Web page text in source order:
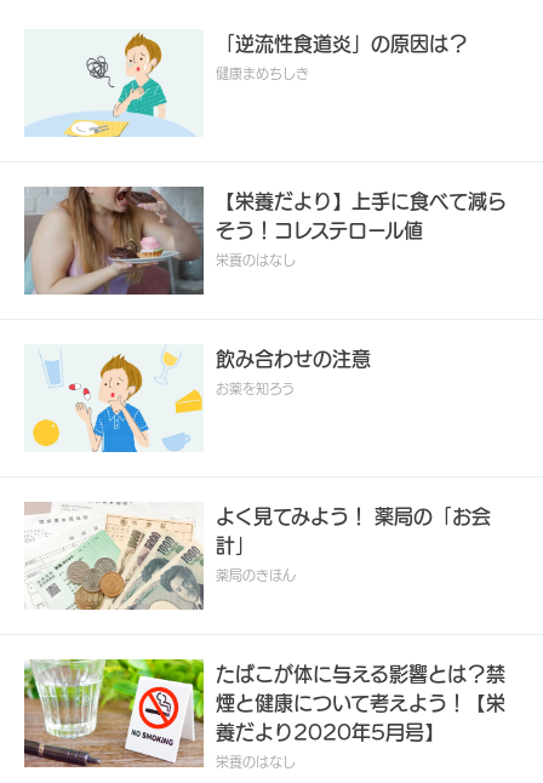
「逆流性食道炎」の原因は？
健康まめちしき
【栄養だより】上手に食べて減ら
そう！コレステロール値
栄養のはなし
飲み合わせの注意
お薬を知ろう
よく見てみよう！ 薬局の「お会
計」
薬局のきほん
たばこが体に与える影響とは？禁
煙と健康について考えよう！【栄
養だより2020年5月号】
栄養のはなし